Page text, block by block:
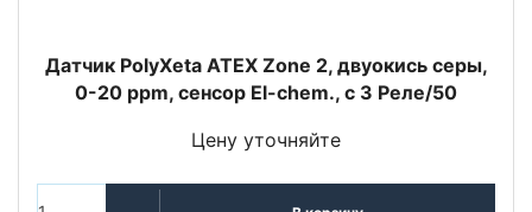
Датчик PolyXeta ATEX Zone 2, двуокись серы,
0-20 ppm, сенсор El-chem., с 3 Реле/50
Цену уточняйте